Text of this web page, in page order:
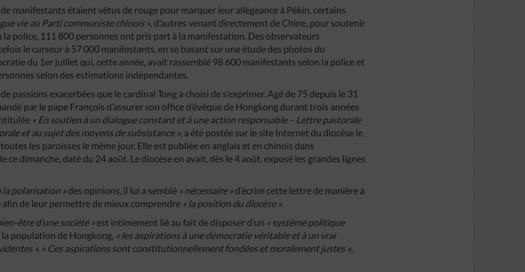
manifestants étaient vêtus de rouge pour marquer leur allégeance à Pékin, certains
vie au Parti communiste chinois », d’autres venant directement de Chine, pour soutenir
la police, 111 800 personnes ont pris part à la manifestation. Des observateurs
le curseur à 57 000 manifestants, en se basant sur une étude des photos du
du 1er juillet qui, cette année, avait rassemblé 98 600 manifestants selon la police et
selon des estimations indépendantes.
passions exacerbées que le cardinal Tong a choisi de s’exprimer. Agé de 75 depuis le 31
par le pape François d’assurer son office d’évêque de Hongkong durant trois années
« En soutien à un dialogue constant et à une action responsable – Lettre pastorale
et au sujet des moyens de subsistance », a été postée sur le site Internet du diocèse le
les paroisses le même jour. Elle est publiée en anglais et en chinois dans
ce dimanche, daté du 24 août. Le diocèse en avait, dès le 4 août, exposé les grandes lignes
la polarisation » des opinions, il lui a semblé « nécessaire » d’écrire cette lettre de manière à
afin de leur permettre de mieux comprendre « la position du diocèse ».
être d’une société » est intimement lié au fait de disposer d’un « système politique
la population de Hongkong, « les aspirations à une démocratie véritable et à un vrai
». « Ces aspirations sont constitutionnellement fondées et moralement justes »,